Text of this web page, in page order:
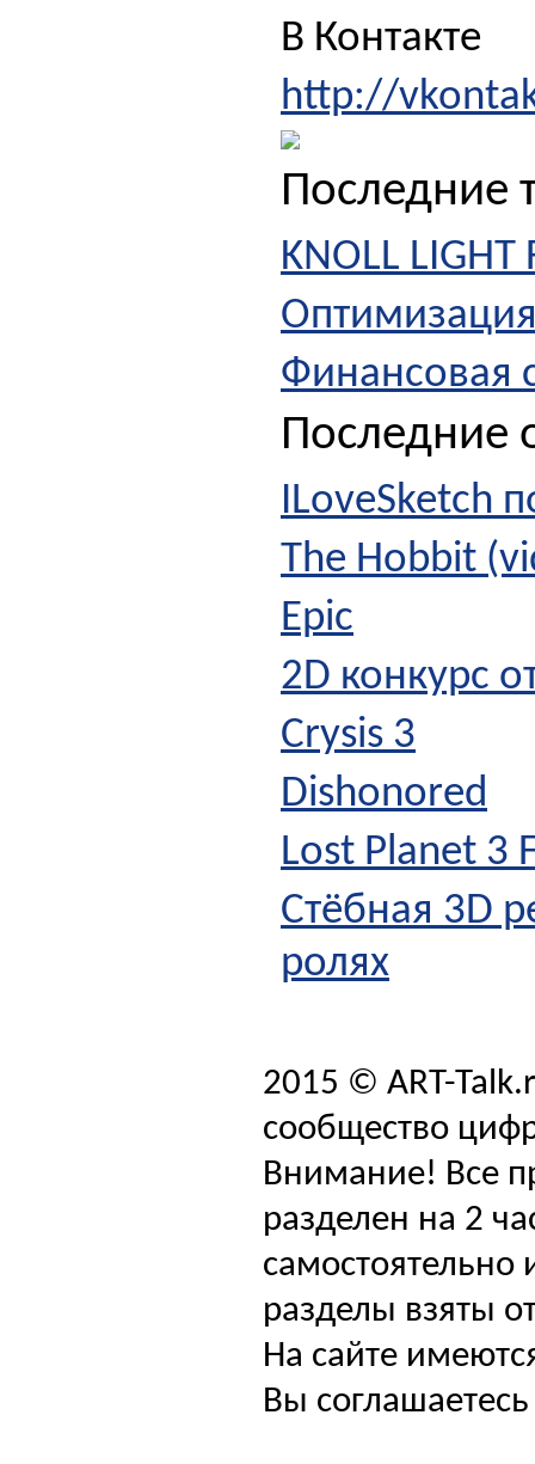
В Контакте
http://
Последние
KNOLL
Финансовая
Последние
ILoveSketch
The Hobbit
Epic
2D конкурс
Crysis 3
Dishonored
Lost Planet 3
Стёбная 3D
ролях
2015 © ART-
сообщество
Внимание! Все
разделен на 2
самостоятельно
разделы взяты
На сайте
Вы